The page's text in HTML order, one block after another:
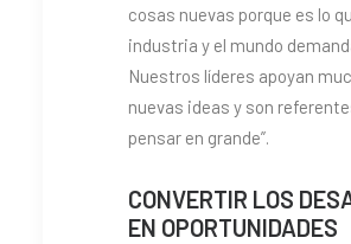
cosas nuevas porque es lo
industria y el mundo
Nuestros líderes apoyan
nuevas ideas y son
pensar en grande”.
CONVERTIR LOS
EN OPORTUNIDADES